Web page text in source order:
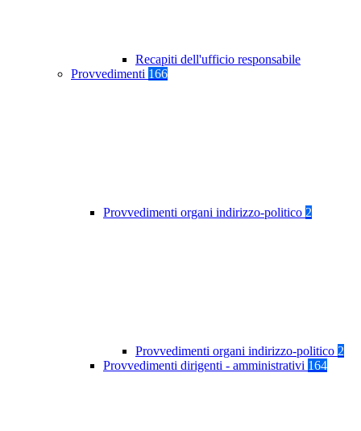
Recapiti dell'ufficio responsabile
Provvedimenti 166
Provvedimenti organi indirizzo-politico 2
Provvedimenti organi indirizzo-politico 2
Provvedimenti dirigenti - amministrativi 164